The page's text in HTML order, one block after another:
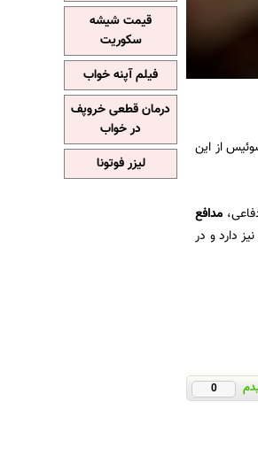
سوئیس از این
مدافع
دارد و در
0
قیمت شیشه
سکوریت
فیلم آپنه خواب
درمان قطعی خروپف
در خواب
لیزر فوتونا